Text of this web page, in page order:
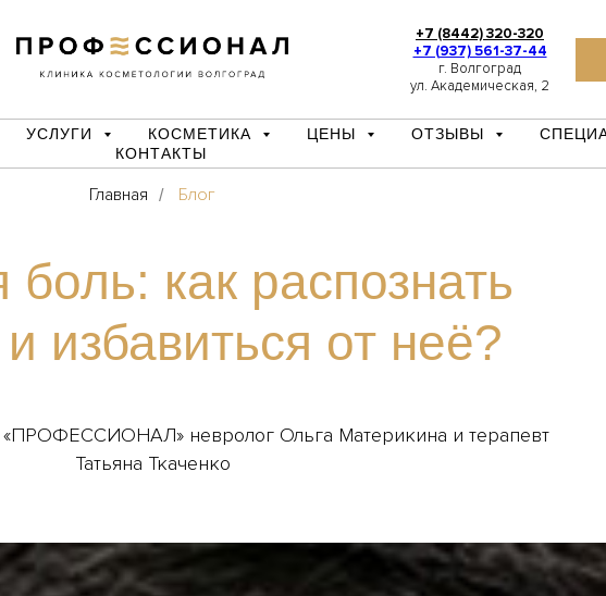
+7 (8442) 320-320
+7 (937) 561-37-44
г. Волгоград
ул. Академическая, 2
УСЛУГИ КОСМЕТИКА ЦЕНЫ ОТЗЫВЫ
КОНТАКТЫ
Главная / Блог
боль: как распознать
избавиться от неё?
«ПРОФЕССИОНАЛ» невролог Ольга Материкина и терапевт
Татьяна Ткаченко